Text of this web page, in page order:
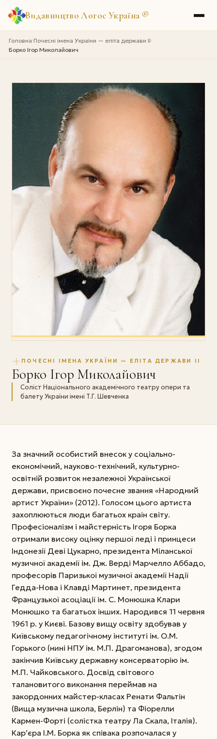
Видавництво Логос Україна ®
Головна›Почесні імена України — еліта держави II›
Борко Ігор Миколайович
ПОЧЕСНІ ІМЕНА УКРАЇНИ — ЕЛІТА ДЕРЖАВИ II
Борко Ігор Миколайович
Соліст Національного академічного театру опери та
балету України імені Т.Г. Шевченка
За значний особистий внесок у соціально-
економічний, науково-технічний, культурно-
освітній розвиток незалежної Української
держави, присвоєно почесне звання «Народний
артист України» (2012). Голосом цього артиста
захоплюються люди багатьох країн світу.
Професіоналізм і майстерність Ігоря Борка
отримали високу оцінку першої леді і принцеси
Індонезії Деві Цукарно, президента Міланської
музичної академії ім. Дж. Верді Марчелло Аббадо,
професорів Паризької музичної академії Надії
Гедда-Нова і Клавді Мартинет, президента
Французької асоціації ім. С. Монюшка Клари
Монюшко та багатьох інших. Народився 11 червня
1961 р. у Києві. Базову вищу освіту здобував у
Київському педагогічному інституті ім. О.М.
Горького (нині НПУ ім. М.П. Драгоманова), згодом
закінчив Київську державну консерваторію ім.
М.П. Чайковського. Досвід світового
талановитого виконання переймав на
закордонних майстер-класах Ренати Фальтін
(Вища музична школа, Берлін) та Фіорелли
Кармен-Форті (солістка театру Ла Скала, Італія).
Кар’єра І.М. Борка як співака розпочалася у